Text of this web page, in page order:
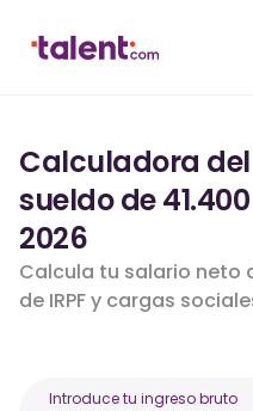
Calculadora del
sueldo de
2026
Calcula tu salario neto
de IRPF y cargas
Introduce tu ingreso bruto